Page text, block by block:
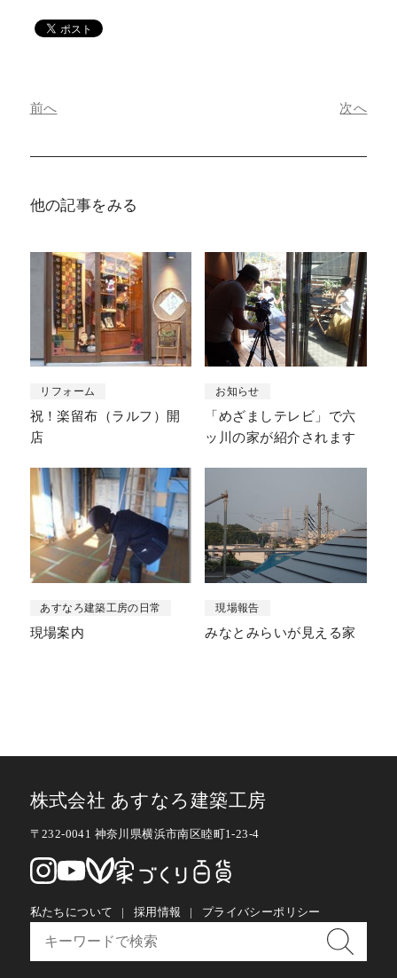
前へ 次へ
他の記事をみる
リフォーム
祝！楽留布（ラルフ）開
店
お知らせ
「めざましテレビ」で六
ッ川の家が紹介されます
あすなろ建築工房の日常
現場案内
現場報告
みなとみらいが見える家
株式会社 あすなろ建築工房
〒232-0041 神奈川県横浜市南区睦町1-23-4
私たちについて 採用情報 プライバシーポリシー